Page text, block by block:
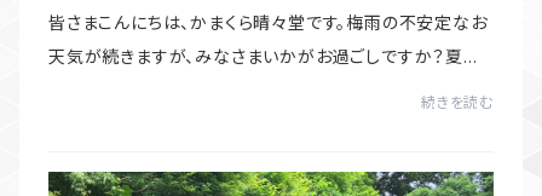
皆さまこんにちは、かまくら晴々堂です。梅雨の不安定なお
天気が続きますが、みなさまいかがお過ごしですか？夏至
続きを読む